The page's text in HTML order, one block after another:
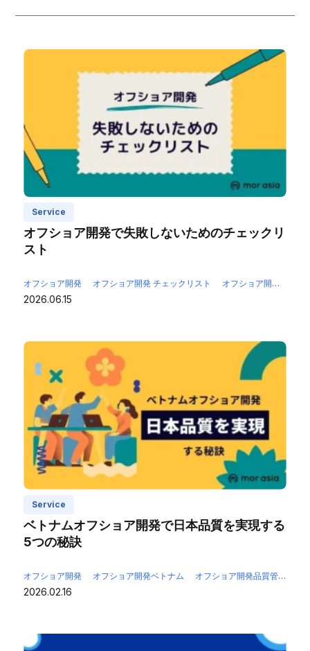
Service
オフショア開発で失敗しないためのチェックリ
スト
オフショア開発 オフショア開発 チェックリスト オフショア開発 注意点
2026.06.15
Service
ベトナムオフショア開発で日本品質を実現する
5つの秘訣
オフショア開発 オフショア開発ベトナム オフショア開発品質管理
2026.02.16